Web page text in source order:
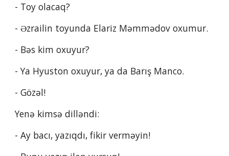
- Toy olacaq?
- Əzrailin toyunda Elariz Məmmədov oxumur.
- Bəs kim oxuyur?
- Ya Hyuston oxuyur, ya da Barış Manco.
- Gözəl!
Yenə kimsə dilləndi:
- Ay bacı, yazıqdı, fikir verməyin!